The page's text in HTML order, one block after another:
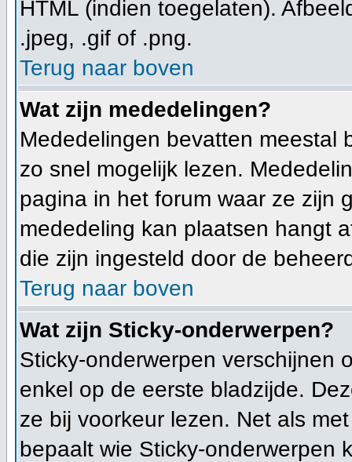
HTML (indien toegelaten).
.jpeg, .gif of .png.
Terug naar boven
Wat zijn mededelingen?
Mededelingen bevatten meestal
zo snel mogelijk lezen.
pagina in het forum waar ze zijn
mededeling kan plaatsen hangt
die zijn ingesteld door de
Terug naar boven
Wat zijn Sticky-onderwerpen?
Sticky-onderwerpen verschijnen
enkel op de eerste bladzijde.
ze bij voorkeur lezen. Net als
bepaalt wie Sticky-onderwerpen